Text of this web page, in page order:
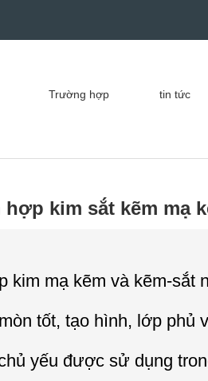
Trường hợp tin tức
hợp kim sắt kẽm mạ
kim mạ kẽm và kẽm-sắt
tốt, tạo hình, lớp phủ
yếu được sử dụng